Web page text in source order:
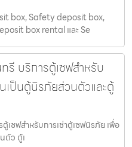
box, Safety deposit box,
box rental และ Se
บริการตู้เซฟสำหรับ
นเป็นตู้นิรภัยส่วนตัวและตู้
ซฟสำหรับการเช่าตู้เซฟนิรภัย เพื่อ
ตัว ตู้เ